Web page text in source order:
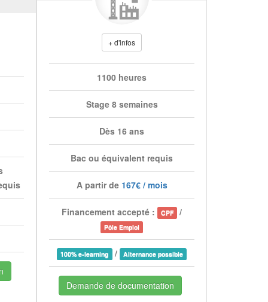
+ d'infos
1100 heures
Stage 8 semaines
Dès 16 ans
Bac ou équivalent requis
A partir de 167€ / mois
Financement accepté : CPF /
Pôle Emploi
100% e-learning / Alternance possible
Demande de documentation